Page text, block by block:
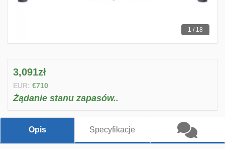
1 / 18
3,091zł
EUR: €710
Żądanie stanu zapasów..
Opis Specyfikacje